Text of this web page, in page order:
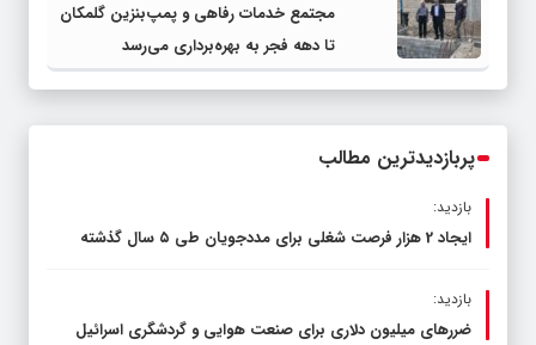
مجتمع خدمات رفاهی و پمپ‌بنزین گلمکان
تا دهه فجر به بهره‌برداری می‌رسد
پربازدیدترین مطالب
بازدید:
ایجاد 2 هزار فرصت شغلی برای مددجویان طی ۵ سال گذشته
بازدید:
ضررهای میلیون دلاری برای صنعت هوایی و گردشگری اسرائیل